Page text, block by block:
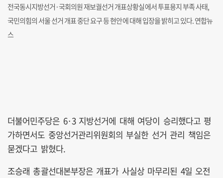
전국동시지방선거·국회의원 재보궐선거 개표상황실에서 투표용지 부족 사태,
국민의힘의 서울 선거 개표 중단 요구 등 현안에 대해 입장을 밝히고 있다. 연합뉴
스
더불어민주당은 6·3 지방선거에 대해 여당이 승리했다고 평
가하면서도 중앙선거관리위원회의 부실한 선거 관리 책임은
묻겠다고 밝혔다.
조승래 총괄선대본부장은 개표가 사실상 마무리된 4일 오전